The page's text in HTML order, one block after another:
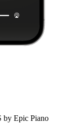
Epic Piano